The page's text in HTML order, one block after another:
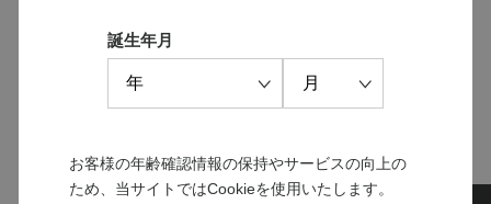
誕生年月
お客様の年齢確認情報の保持やサービスの向上の
ため、当サイトではCookieを使用いたします。